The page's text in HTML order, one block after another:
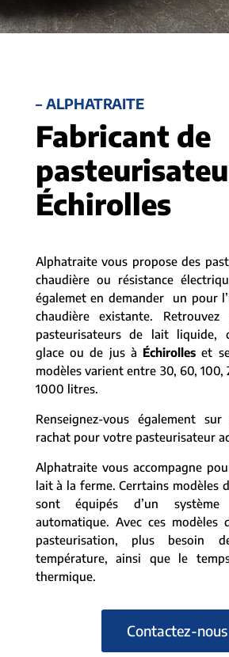
– ALPHATRAITE
Fabricant de
Échirolles
Alphatraite vous propose des
chaudière ou résistance
égalemet en demander un pour
chaudière existante.
pasteurisateurs de lait liquide,
glace ou de jus à Échirolles et
modèles varient entre 30, 60,
1000 litres.
Renseignez-vous également
rachat pour votre pasteurisateur
Alphatraite vous accompagne
lait à la ferme. Cerrtains modèles
sont équipés d’un
automatique. Avec ces modèles
pasteurisation, plus besoin
température, ainsi que le
thermique.
Contactez-nous